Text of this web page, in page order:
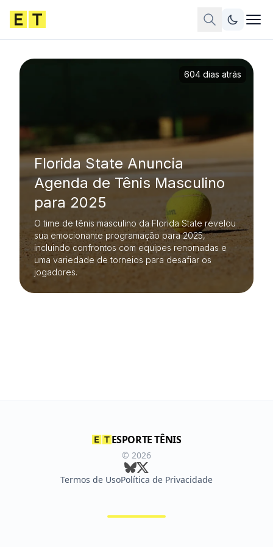
Florida State Anuncia
Agenda de Tênis Masculino
para 2025
O time de tênis masculino da Florida State revelou
sua emocionante programação para 2025,
incluindo confrontos com equipes renomadas e
uma variedade de torneios para desafiar os
jogadores.
604 dias atrás
ESPORTE TÊNIS
© 2026
Termos de UsoPolítica de Privacidade